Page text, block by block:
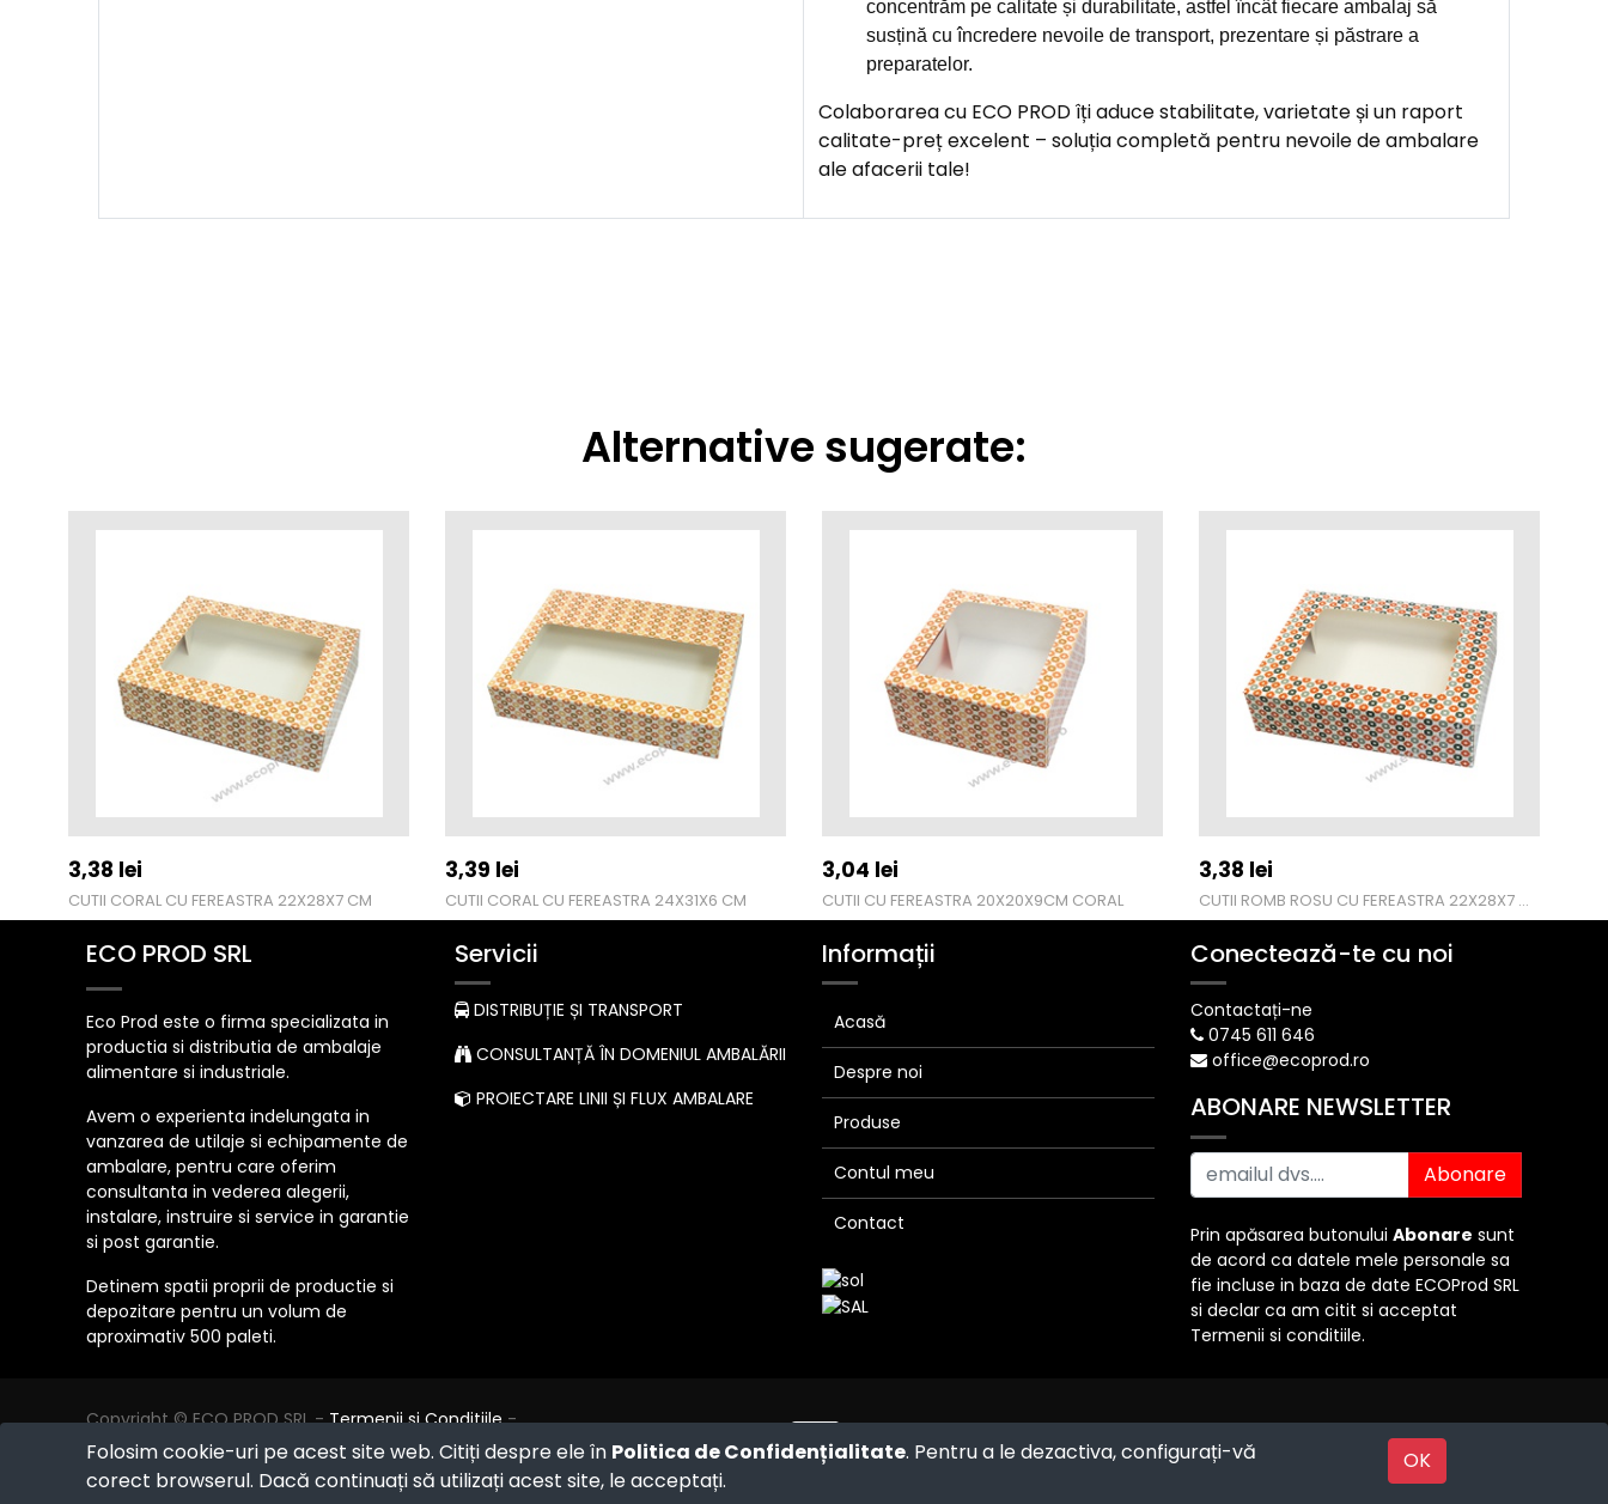
concentrăm pe calitate și durabilitate, astfel încât fiecare ambalaj să
susțină cu încredere nevoile de transport, prezentare și păstrare a
preparatelor.
Colaborarea cu ECO PROD îți aduce stabilitate, varietate și un raport
calitate-preț excelent – soluția completă pentru nevoile de ambalare
ale afacerii tale!
Alternative sugerate:
3,38 lei
CUTII CORAL CU FEREASTRA 22X28X7 CM
3,39 lei
CUTII CORAL CU FEREASTRA 24X31X6 CM
3,04 lei
CUTII CU FEREASTRA 20X20X9CM CORAL
3,38 lei
CUTII ROMB ROSU CU FEREASTRA 22X28X7 CM
Folosim cookie-uri pe acest site web. Citiți despre ele în Politica de Confidențialitate. Pentru a le dezactiva, configurați-vă
corect browserul. Dacă continuați să utilizați acest site, le acceptați.
OK
ECO PROD SRL
Eco Prod este o firma specializata in
productia si distributia de ambalaje
alimentare si industriale.
Avem o experienta indelungata in
vanzarea de utilaje si echipamente de
ambalare, pentru care oferim
consultanta in vederea alegerii,
instalare, instruire si service in garantie
si post garantie.
Detinem spatii proprii de productie si
depozitare pentru un volum de
aproximativ 500 paleti.
Servicii
DISTRIBUȚIE ȘI TRANSPORT
CONSULTANȚĂ ÎN DOMENIUL AMBALĂRII
PROIECTARE LINII ȘI FLUX AMBALARE
Informații
Acasă
Despre noi
Produse
Contul meu
Contact
Conectează-te cu noi
Contactați-ne
0745 611 646
office@ecoprod.ro
ABONARE NEWSLETTER
Abonare
Prin apăsarea butonului Abonare sunt
de acord ca datele mele personale sa
fie incluse in baza de date ECOProd SRL
si declar ca am citit si acceptat
Termenii si conditiile.
Copyright © ECO PROD SRL -Termenii si Conditiile -
Politica de Confidențialitate -Consultanță juridică -
Politica de retur
Cum cumpăr?
eCommerce
Powered by